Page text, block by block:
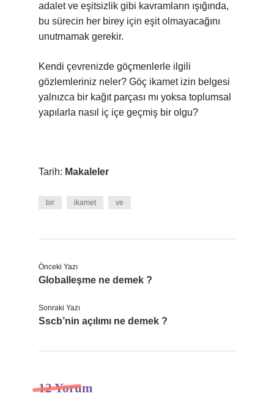
adalet ve eşitsizlik gibi kavramların ışığında,
bu sürecin her birey için eşit olmayacağını
unutmamak gerekir.
Kendi çevrenizde göçmenlerle ilgili
gözlemleriniz neler? Göç ikamet izin belgesi
yalnızca bir kağıt parçası mı yoksa toplumsal
yapılarla nasıl iç içe geçmiş bir olgu?
Tarih: Makaleler
bir ikamet ve
Önceki Yazı
Globalleşme ne demek ?
Sonraki Yazı
Sscb’nin açılımı ne demek ?
12 Yorum